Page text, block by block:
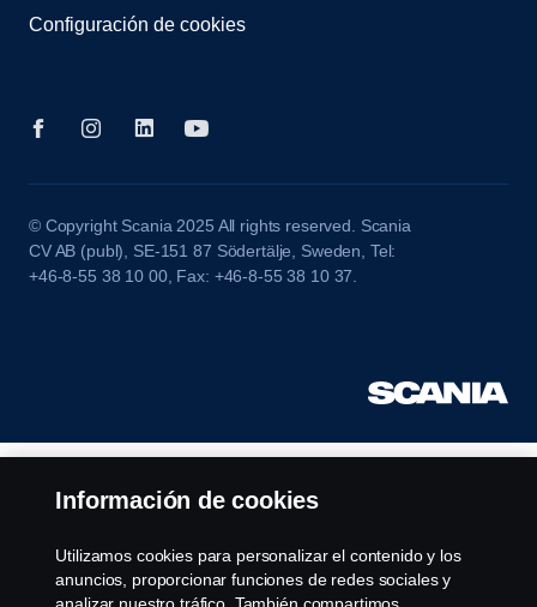
Configuración de cookies
© Copyright Scania 2025 All rights reserved. Scania
CV AB (publ), SE-151 87 Södertälje, Sweden, Tel:
+46-8-55 38 10 00, Fax: +46-8-55 38 10 37.
Información de cookies
Utilizamos cookies para personalizar el contenido y los
anuncios, proporcionar funciones de redes sociales y